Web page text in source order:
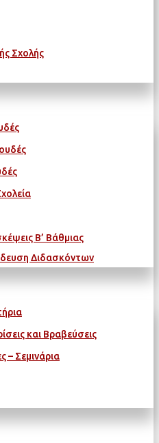
Σχολής
Β’ Βάθμιας
Διδασκόντων
και Βραβεύσεις
– Σεμινάρια